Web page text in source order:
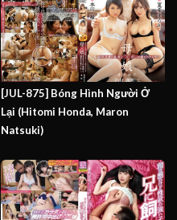
[JUL-875] Bóng Hình Người Ở
Lại (Hitomi Honda, Maron
Natsuki)